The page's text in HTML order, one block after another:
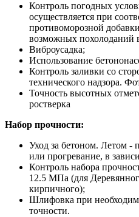
Контроль погодных
осуществляется при
противоморозной
возможных похолоданий
Виброусадка;
Использование
Контроль заливки со
технического надзора.
Точность высотных
ростверка
Набор прочности:
Уход за бетоном. Летом -
или прогревание, в
Контроль набора
12.5 МПа (для
кирпичного);
Шлифовка при
точности.